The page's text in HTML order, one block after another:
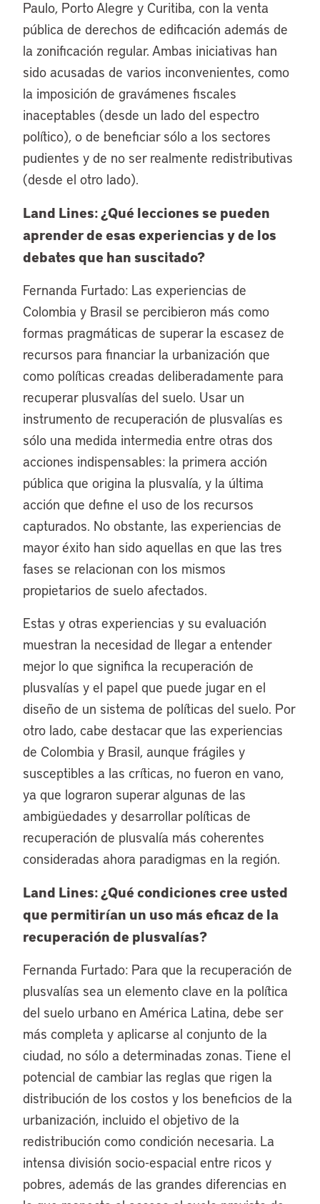
Paulo, Porto Alegre y Curitiba, con la venta
pública de derechos de edificación además de
la zonificación regular. Ambas iniciativas han
sido acusadas de varios inconvenientes, como
la imposición de gravámenes fiscales
inaceptables (desde un lado del espectro
político), o de beneficiar sólo a los sectores
pudientes y de no ser realmente redistributivas
(desde el otro lado).
Land Lines: ¿Qué lecciones se pueden
aprender de esas experiencias y de los
debates que han suscitado?
Fernanda Furtado: Las experiencias de
Colombia y Brasil se percibieron más como
formas pragmáticas de superar la escasez de
recursos para financiar la urbanización que
como políticas creadas deliberadamente para
recuperar plusvalías del suelo. Usar un
instrumento de recuperación de plusvalías es
sólo una medida intermedia entre otras dos
acciones indispensables: la primera acción
pública que origina la plusvalía, y la última
acción que define el uso de los recursos
capturados. No obstante, las experiencias de
mayor éxito han sido aquellas en que las tres
fases se relacionan con los mismos
propietarios de suelo afectados.
Estas y otras experiencias y su evaluación
muestran la necesidad de llegar a entender
mejor lo que significa la recuperación de
plusvalías y el papel que puede jugar en el
diseño de un sistema de políticas del suelo. Por
otro lado, cabe destacar que las experiencias
de Colombia y Brasil, aunque frágiles y
susceptibles a las críticas, no fueron en vano,
ya que lograron superar algunas de las
ambigüedades y desarrollar políticas de
recuperación de plusvalía más coherentes
consideradas ahora paradigmas en la región.
Land Lines: ¿Qué condiciones cree usted
que permitirían un uso más eficaz de la
recuperación de plusvalías?
Fernanda Furtado: Para que la recuperación de
plusvalías sea un elemento clave en la política
del suelo urbano en América Latina, debe ser
más completa y aplicarse al conjunto de la
ciudad, no sólo a determinadas zonas. Tiene el
potencial de cambiar las reglas que rigen la
distribución de los costos y los beneficios de la
urbanización, incluido el objetivo de la
redistribución como condición necesaria. La
intensa división socio-espacial entre ricos y
pobres, además de las grandes diferencias en